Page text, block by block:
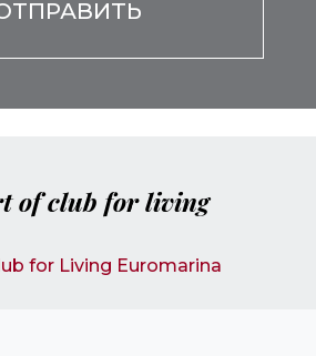
of club for living